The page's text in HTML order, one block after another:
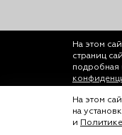
На этом
страниц
подробная
© ООО
Любое
На этом
на
и